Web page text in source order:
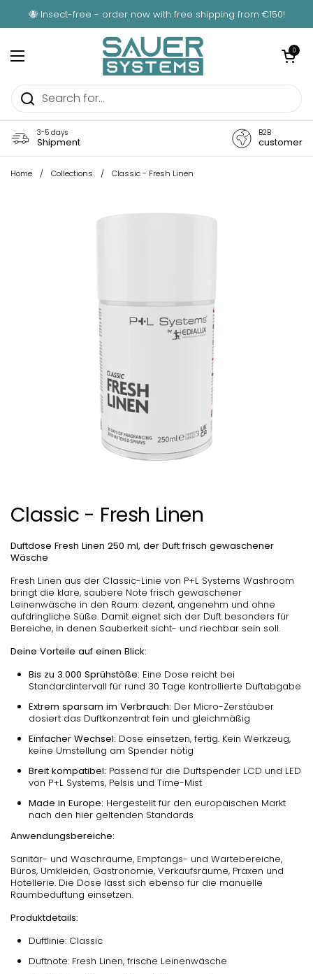
🐝 Insect-free - order now with free shipping from €150!
Open menu
Open
0
3-5 days
Shipment
B2B
customer
Home / Collections / Classic - Fresh Linen
Classic - Fresh Linen
Duftdose Fresh Linen 250 ml, der Duft frisch gewaschener
Wäsche
Fresh Linen aus der Classic-Linie von P+L Systems Washroom
bringt die klare, saubere Note frisch gewaschener
Leinenwäsche in den Raum: dezent, angenehm und ohne
aufdringliche Süße. Damit eignet sich der Duft besonders für
Bereiche, in denen Sauberkeit sicht- und riechbar sein soll.
Deine Vorteile auf einen Blick:
Bis zu 3.000 Sprühstöße: Eine Dose reicht bei
Standardintervall für rund 30 Tage kontrollierte Duftabgabe
Extrem sparsam im Verbrauch: Der Micro-Zerstäuber
dosiert das Duftkonzentrat fein und gleichmäßig
Einfacher Wechsel: Dose einsetzen, fertig. Kein Werkzeug,
keine Umstellung am Spender nötig
Breit kompatibel: Passend für die Duftspender LCD und LED
von P+L Systems, Pelsis und Time-Mist
Made in Europe: Hergestellt für den europäischen Markt
nach den hier geltenden Standards
Anwendungsbereiche:
Sanitär- und Waschräume, Empfangs- und Wartebereiche,
Büros, Umkleiden, Gastronomie, Verkaufsräume, Praxen und
Hotellerie. Die Dose lässt sich ebenso für die manuelle
Raumbeduftung einsetzen.
Produktdetails:
Duftlinie: Classic
Duftnote: Fresh Linen, frische Leinenwäsche